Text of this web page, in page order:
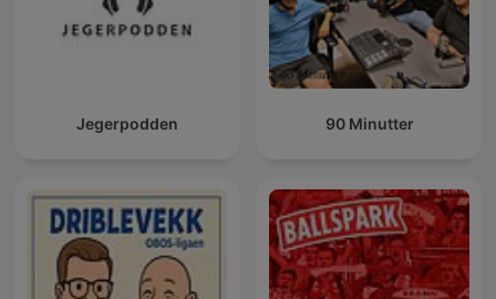
Jegerpodden 90 Minutter